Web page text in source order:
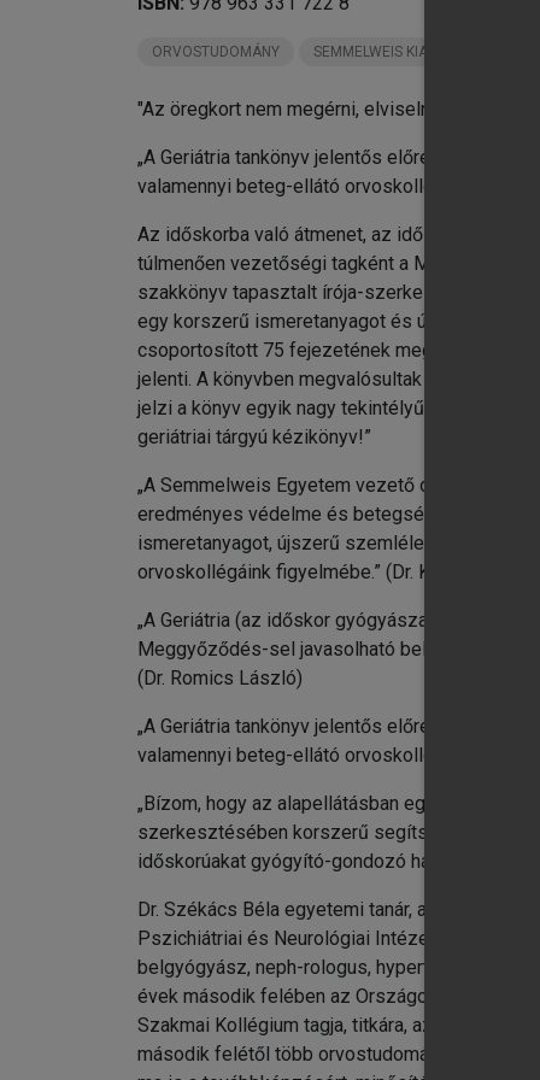
ORVOSTUDOMÁNY SEMMELWEIS KIADÓ KÖNYVEI
"Az öregkort nem megérni, elviselni, művészet."
„A Geriátria tankönyv jelentős előrelépés
valamennyi beteg-ellátó orvoskollégám
Az időskorba való átmenet, az időskor iránti
túlmenően vezetőségi tagként a Magyar
szakkönyv tapasztalt írója-szerkesztőjeként
egy korszerű ismeretanyagot és újszerű
csoportosított 75 fejezetének megírásához.
jelenti. A könyvben megvalósultak az idős
jelzi a könyv egyik nagy tekintélyű lektorának,
geriátriai tárgyú kézikönyv!”
„A Semmelweis Egyetem vezető oktatóinak
eredményes védelme és betegségeik
ismeretanyagot, újszerű szemléletet adó
orvoskollégáink figyelmébe.” (Dr. Kopper László)
„A Geriátria (az időskor gyógyászata) könyv
Meggyőződés-sel javasolható
(Dr. Romics László)
„A Geriátria tankönyv jelentős előrelépés
valamennyi beteg-ellátó orvoskollégám
„Bízom, hogy az alapellátásban egyre több
szerkesztésében korszerű segítséget nyújtó
időskorúakat gyógyító-gondozó háziorvosi
Dr. Székács Béla egyetemi tanár, az MTA
Pszichiátriai és Neurológiai Intézetbe
belgyógyász, neph-rologus, hypertonologus
évek második felében az Országos
Szakmai Kollégium tagja, titkára, az
második felétől több orvostudományi